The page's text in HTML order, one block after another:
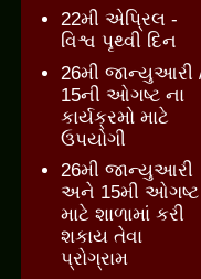
22મી એપ્રિલ -
વિશ્વ પૃથ્વી દિન
26મી જાન્યુઆરી
15ની ઓગષ્ટ ના
કાર્યક્રમો માટે
ઉપયોગી
26મી જાન્યુઆરી
અને 15મી ઓગષ્ટ
માટે શાળામાં કરી
શકાય તેવા
પ્રોગ્રામ